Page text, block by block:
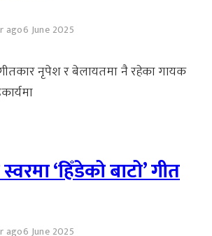
ago6 June 2025
नृपेश र बेलायतमा नै रहेका गायक
‘हिँडेको बाटो’ गीत
ago6 June 2025